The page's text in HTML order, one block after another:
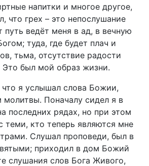
напитки и многое другое,
что грех – это непослушание
путь ведёт меня в ад, в вечную
туда, где будет плач и
тьма, отсутствие радости
Это был мой образ жизни.
что я услышал слова Божии,
Поначалу сидел я в
последних рядах, но при этом
теми, кто теперь являются мне
Слушал проповеди, был в
приходил в дом Божий
слушания слов Бога Живого,